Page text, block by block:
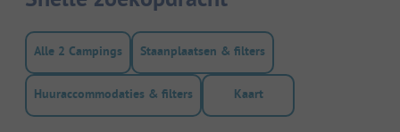
Alle 2 Campings Staanplaatsen & filters
Huuraccommodaties & filters Kaart